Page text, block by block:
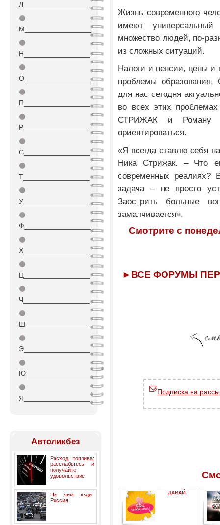
Л_________________
⚫
М_________________
⚫
Н_________________
⚫
О_________________
⚫
П_________________
⚫
Р_________________
⚫
С_________________
⚫
Т_________________
⚫
У_________________
⚫
Ф_________________
⚫
Х_________________
⚫
Ц_________________
⚫
Ч_________________
⚫
Ш________________
⚫
Э_________________
⚫
Ю_________________
⚫
Я_________________
Автоликбез
Расход топлива:
расслабьтесь и
получайте
удовольствие
На чем ездит
Россия
Жизнь современного
имеют
множество людей, по-
из сложных ситуаций.
Налоги и пенсии, цены и
проблемы
для нас сегодня
во всех этих
СТРИЖАК и Роману
ориентироваться.
«Я всегда ставлю себя
Ника Стрижак. – Что
современных реалиях?
задача – не просто
Заострить больные
замалчивается».
Смотрите с
►ВСЕ ФОРУМЫ
Подписка на
ДАВАЙ